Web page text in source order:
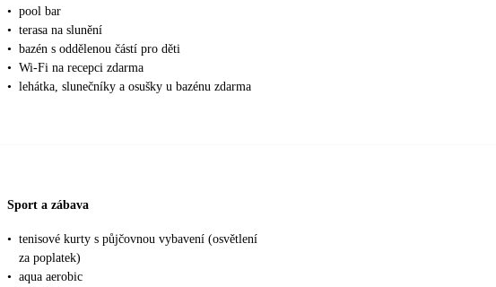
• pool bar
• terasa na slunění
• bazén s oddělenou částí pro děti
• Wi-Fi na recepci zdarma
• lehátka, slunečníky a osušky u bazénu zdarma
Sport a zábava
• tenisové kurty s půjčovnou vybavení (osvětlení
za poplatek)
• aqua aerobic